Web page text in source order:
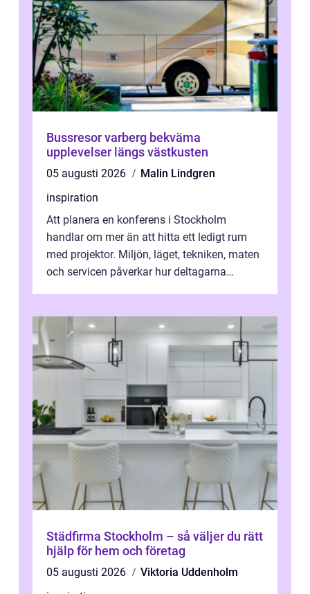
Bussresor varberg bekväma
upplevelser längs västkusten
05 augusti 2026
Malin Lindgren
inspiration
Att planera en konferens i Stockholm
handlar om mer än att hitta ett ledigt rum
med projektor. Miljön, läget, tekniken, maten
och servicen påverkar hur deltagarna
Städfirma Stockholm – så väljer du rätt
hjälp för hem och företag
05 augusti 2026
Viktoria Uddenholm